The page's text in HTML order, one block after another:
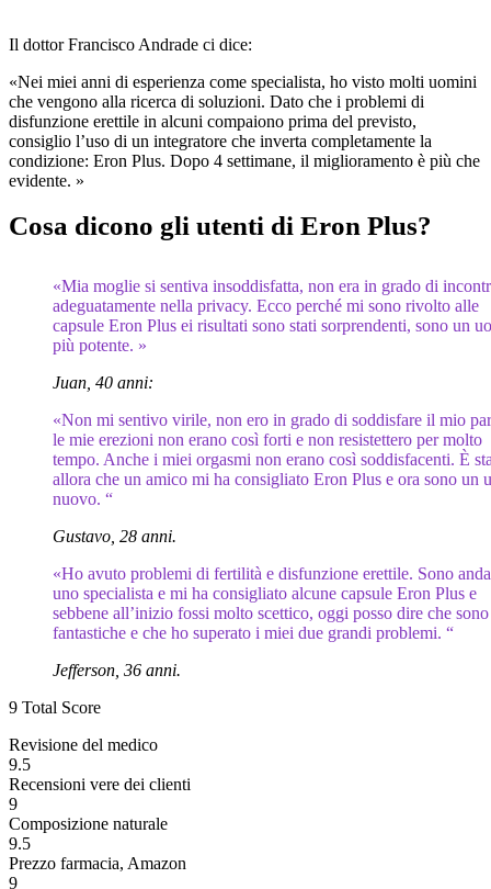
Il dottor Francisco Andrade ci dice:
«Nei miei anni di esperienza come specialista, ho visto molti uomini
che vengono alla ricerca di soluzioni. Dato che i problemi di
disfunzione erettile in alcuni compaiono prima del previsto,
consiglio l’uso di un integratore che inverta completamente la
condizione: Eron Plus. Dopo 4 settimane, il miglioramento è più che
evidente. »
Cosa dicono gli utenti di Eron Plus?
«Mia moglie si sentiva insoddisfatta, non era in grado di
adeguatamente nella privacy. Ecco perché mi sono rivolto alle
capsule Eron Plus ei risultati sono stati sorprendenti, sono un
più potente. »
Juan, 40 anni:
«Non mi sentivo virile, non ero in grado di soddisfare il mio
le mie erezioni non erano così forti e non resistettero per molto
tempo. Anche i miei orgasmi non erano così soddisfacenti. È
allora che un amico mi ha consigliato Eron Plus e ora sono un
nuovo. “
Gustavo, 28 anni.
«Ho avuto problemi di fertilità e disfunzione erettile. Sono
uno specialista e mi ha consigliato alcune capsule Eron Plus e
sebbene all’inizio fossi molto scettico, oggi posso dire che sono
fantastiche e che ho superato i miei due grandi problemi. “
Jefferson, 36 anni.
9 Total Score
Revisione del medico
9.5
Recensioni vere dei clienti
9
Composizione naturale
9.5
Prezzo farmacia, Amazon
9